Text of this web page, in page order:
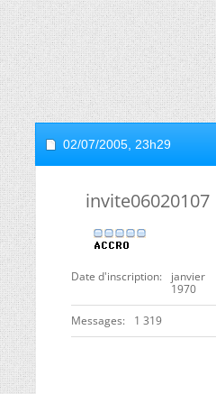
02/07/2005, 23h29
invite06020107
Date d'inscription
janvier
1970
Messages 1 319